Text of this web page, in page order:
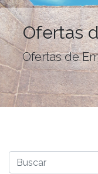
Ofertas
Ofertas de